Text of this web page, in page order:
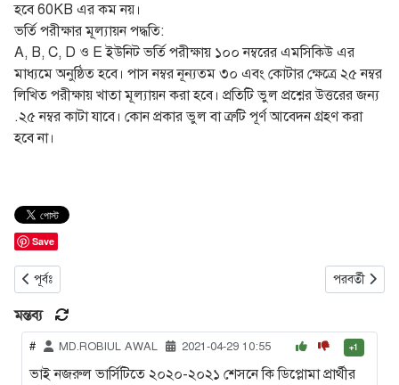
হবে 60KB এর কম নয়।
ভর্তি পরীক্ষার মূল্যায়ন পদ্ধতি:
A, B, C, D ও E ইউনিট ভর্তি পরীক্ষায় ১০০ নম্বরের এমসিকিউ এর
মাধ্যমে অনুষ্ঠিত হবে। পাস নম্বর নূন্যতম ৩০ এবং কোটার ক্ষেত্রে ২৫ নম্বর
লিখিত পরীক্ষায় খাতা মূল্যায়ন করা হবে। প্রতিটি ভুল প্রশ্নের উত্তরের জন্য
.২৫ নম্বর কাটা যাবে। কোন প্রকার ভুল বা ত্রুটি পূর্ণ আবেদন গ্রহণ করা
হবে না।
Save
আগের নিবন্ধ: জাহাঙ্গীরনগর বিশ্ববিদ্যালয়ে অনার্স ১ম বর্ষ ভর্তি আবেদন প্রক্রিয়া
পূর্বঃ পরবর্তী নিবন্ধ:
পরবর্তী
মন্তব্য
# MD.ROBIUL AWAL 2021-04-29 10:55 +1
ভাই নজরুল ভার্সিটিতে ২০২০-২০২১ শেসনে কি ডিপ্লোমা প্রার্থীর